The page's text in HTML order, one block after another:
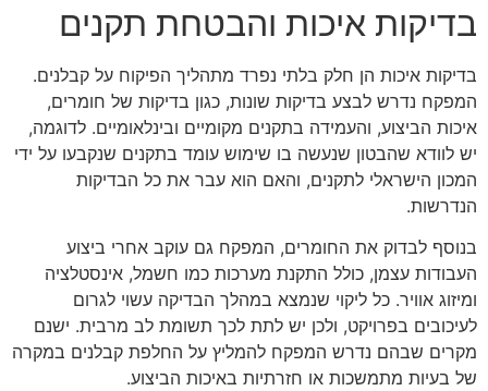
בדיקות איכות והבטחת תקנים
בדיקות איכות הן חלק בלתי נפרד מתהליך הפיקוח על קבלנים.
המפקח נדרש לבצע בדיקות שונות, כגון בדיקות של חומרים,
איכות הביצוע, והעמידה בתקנים מקומיים ובינלאומיים. לדוגמה,
יש לוודא שהבטון שנעשה בו שימוש עומד בתקנים שנקבעו על ידי
המכון הישראלי לתקנים, והאם הוא עבר את כל הבדיקות
הנדרשות.
בנוסף לבדוק את החומרים, המפקח גם עוקב אחרי ביצוע
העבודות עצמן, כולל התקנת מערכות כמו חשמל, אינסטלציה
ומיזוג אוויר. כל ליקוי שנמצא במהלך הבדיקה עשוי לגרום
לעיכובים בפרויקט, ולכן יש לתת לכך תשומת לב מרבית. ישנם
מקרים שבהם נדרש המפקח להמליץ על החלפת קבלנים במקרה
של בעיות מתמשכות או חזרתיות באיכות הביצוע.